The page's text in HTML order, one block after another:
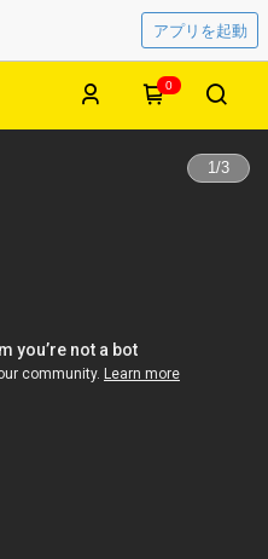
アプリを起動
0
1/3